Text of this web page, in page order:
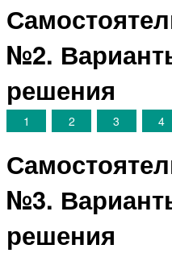
№2.
решения
1 2 3 4
№3.
решения